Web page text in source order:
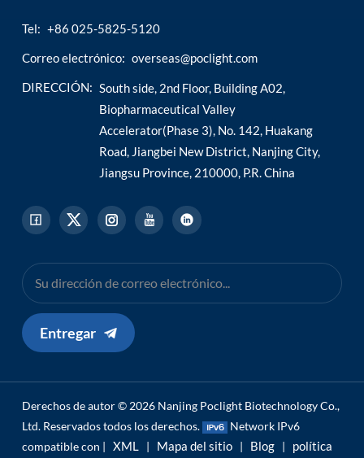
Tel: +86 025-5825-5120
Correo electrónico: overseas@poclight.com
DIRECCIÓN: South side, 2nd Floor, Building A02,
Biopharmaceutical Valley
Accelerator(Phase 3), No. 142, Huakang
Road, Jiangbei New District, Nanjing City,
Jiangsu Province, 210000, P.R. China
Entregar
Derechos de autor © 2026 Nanjing Poclight Biotechnology Co.,
Ltd. Reservados todos los derechos.
Network IPv6
compatible con | XML | Mapa del sitio | Blog | política